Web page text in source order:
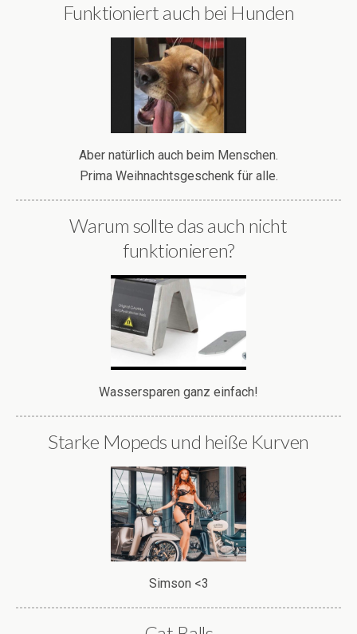
Funktioniert auch bei Hunden
Aber natürlich auch beim Menschen.
Prima Weihnachtsgeschenk für alle.
Warum sollte das auch nicht
funktionieren?
Wassersparen ganz einfach!
Starke Mopeds und heiße Kurven
Simson <3